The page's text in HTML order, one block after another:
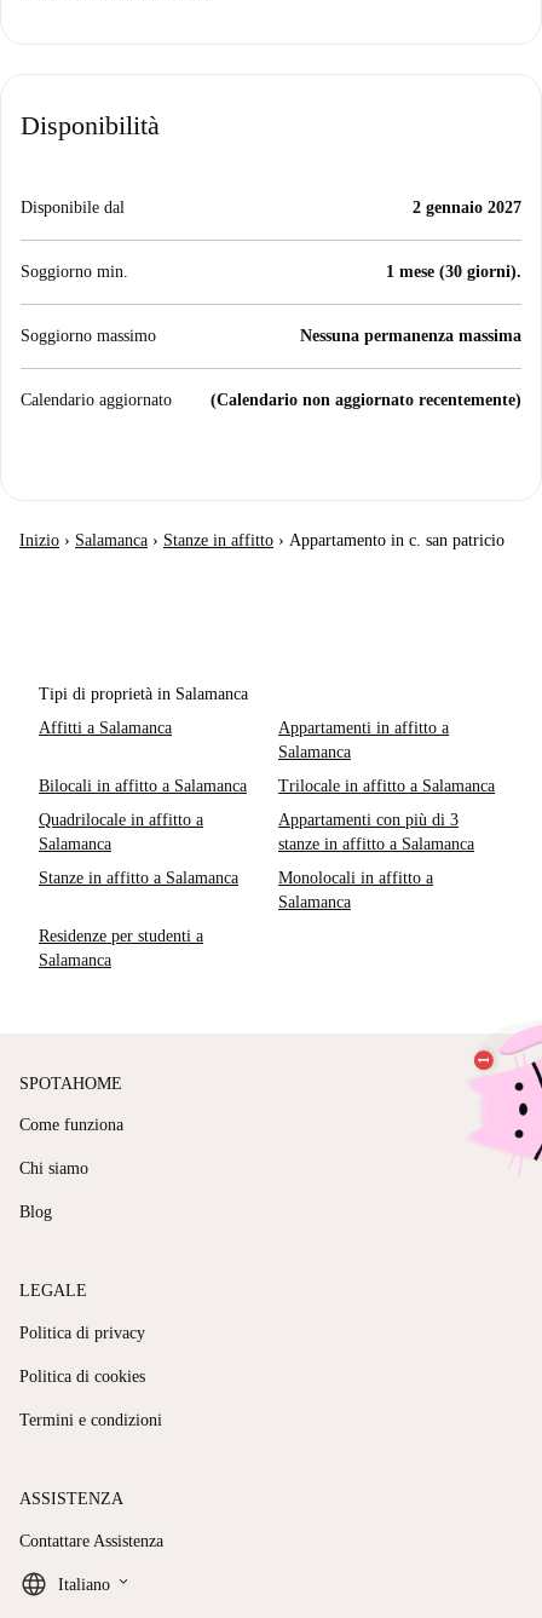
Disponibilità
Disponibile dal 2 gennaio 2027
Soggiorno min. 1 mese (30 giorni).
Soggiorno massimo Nessuna permanenza massima
Calendario aggiornato (Calendario non aggiornato recentemente)
Inizio › Salamanca › Stanze in affitto › Appartamento in c. san patricio
Tipi di proprietà in Salamanca
Affitti a Salamanca
Appartamenti in affitto a
Salamanca
Bilocali in affitto a Salamanca
Trilocale in affitto a Salamanca
Quadrilocale in affitto a
Salamanca
Appartamenti con più di 3
stanze in affitto a Salamanca
Stanze in affitto a Salamanca
Monolocali in affitto a
Salamanca
Residenze per studenti a
Salamanca
SPOTAHOME
Come funziona
Chi siamo
Blog
LEGALE
Politica di privacy
Politica di cookies
Termini e condizioni
ASSISTENZA
Contattare Assistenza
Italiano keyboard_arrow_down